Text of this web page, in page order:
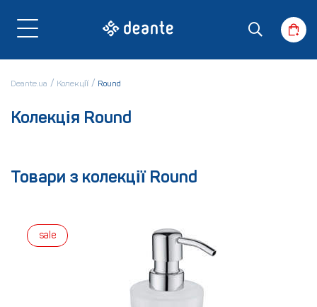
Deante.ua Колекції Round
Колекція Round
Товари з колекції Round
sale